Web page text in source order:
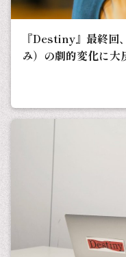
『Destiny』最終回
み）の劇的変化に大